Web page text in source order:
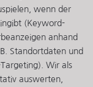
wenn der
(Keyword-
anhand
Standortdaten und
Wir als
auswerten,